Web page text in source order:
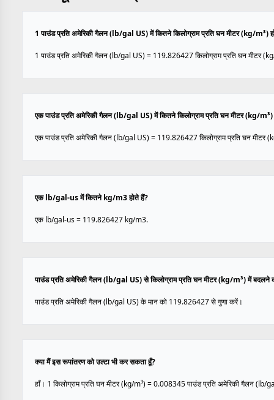
1 पाउंड प्रति अमेरिकी गैलन (lb/gal US) में कितने किलोग्राम प्रति घन मीटर (kg/m³)
1 पाउंड प्रति अमेरिकी गैलन (lb/gal US) = 119.826427 किलोग्राम प्रति घन मीटर
एक पाउंड प्रति अमेरिकी गैलन (lb/gal US) में कितने किलोग्राम प्रति घन मीटर (kg/m³)
एक पाउंड प्रति अमेरिकी गैलन (lb/gal US) = 119.826427 किलोग्राम प्रति घन मीटर
एक lb/gal-us में कितने kg/m3 होते हैं?
एक lb/gal-us = 119.826427 kg/m3.
पाउंड प्रति अमेरिकी गैलन (lb/gal US) से किलोग्राम प्रति घन मीटर (kg/m³) में बदलने
पाउंड प्रति अमेरिकी गैलन (lb/gal US) के मान को 119.826427 से गुणा करें।
क्या मैं इस रूपांतरण को उल्टा भी कर सकता हूँ?
हाँ। 1 किलोग्राम प्रति घन मीटर (kg/m³) = 0.008345 पाउंड प्रति अमेरिकी गैलन (lb/